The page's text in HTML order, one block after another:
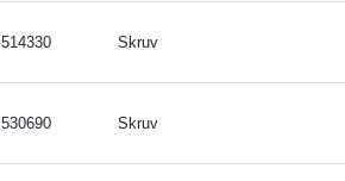
514330 Skruv
530690 Skruv